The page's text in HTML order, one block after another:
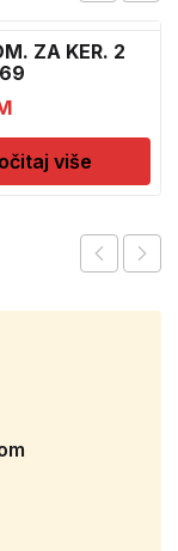
ZA KER. 2
više